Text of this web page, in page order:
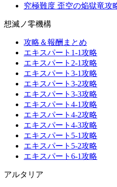
究極難度 歪空の焔獄竜攻
想滅ノ零機構
攻略＆報酬まとめ
エキスパート1-1攻略
エキスパート2-1攻略
エキスパート3-1攻略
エキスパート3-2攻略
エキスパート3-3攻略
エキスパート4-1攻略
エキスパート4-2攻略
エキスパート4-3攻略
エキスパート5-1攻略
エキスパート5-2攻略
エキスパート6-1攻略
アルタリア